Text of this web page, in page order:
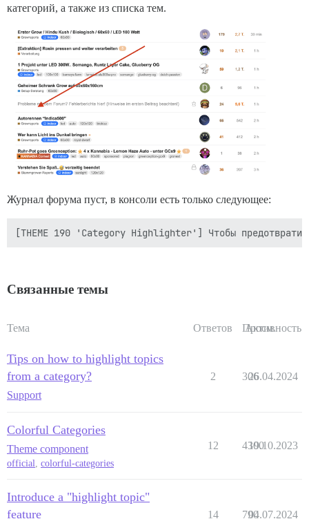
категорий, а также из списка тем.
Журнал форума пуст, в консоли есть только следующее:
Связанные темы
Тема Ответов Просм.
Активность
Tips on how to highlight topics
from a category?
Support
2 306
26.04.2024
Colorful Categories
Theme component
official colorful-categories
12 4300
19.10.2023
Introduce a "highlight topic"
feature
14 790
04.07.2024